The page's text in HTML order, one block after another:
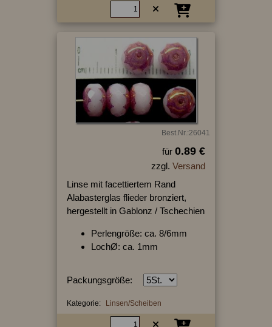
Best.Nr.:26041
für 0.89 €
zzgl. Versand
Linse mit facettiertem Rand
Alabasterglas flieder bronziert,
hergestellt in Gablonz / Tschechien
Perlengröße: ca. 8/6mm
LochØ: ca. 1mm
Packungsgröße:
Kategorie: Linsen/Scheiben